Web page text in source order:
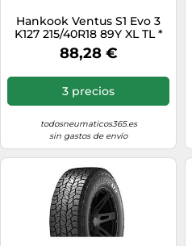
Hankook Ventus S1 Evo 3
K127 215/40R18 89Y XL TL *
88,28 €
3 precios
todosneumaticos365.es
sin gastos de envío